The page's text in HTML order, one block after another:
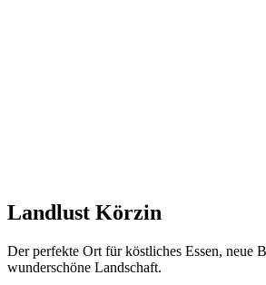
Landlust Körzin
Der perfekte Ort für köstliches Essen, neue
wunderschöne Landschaft.